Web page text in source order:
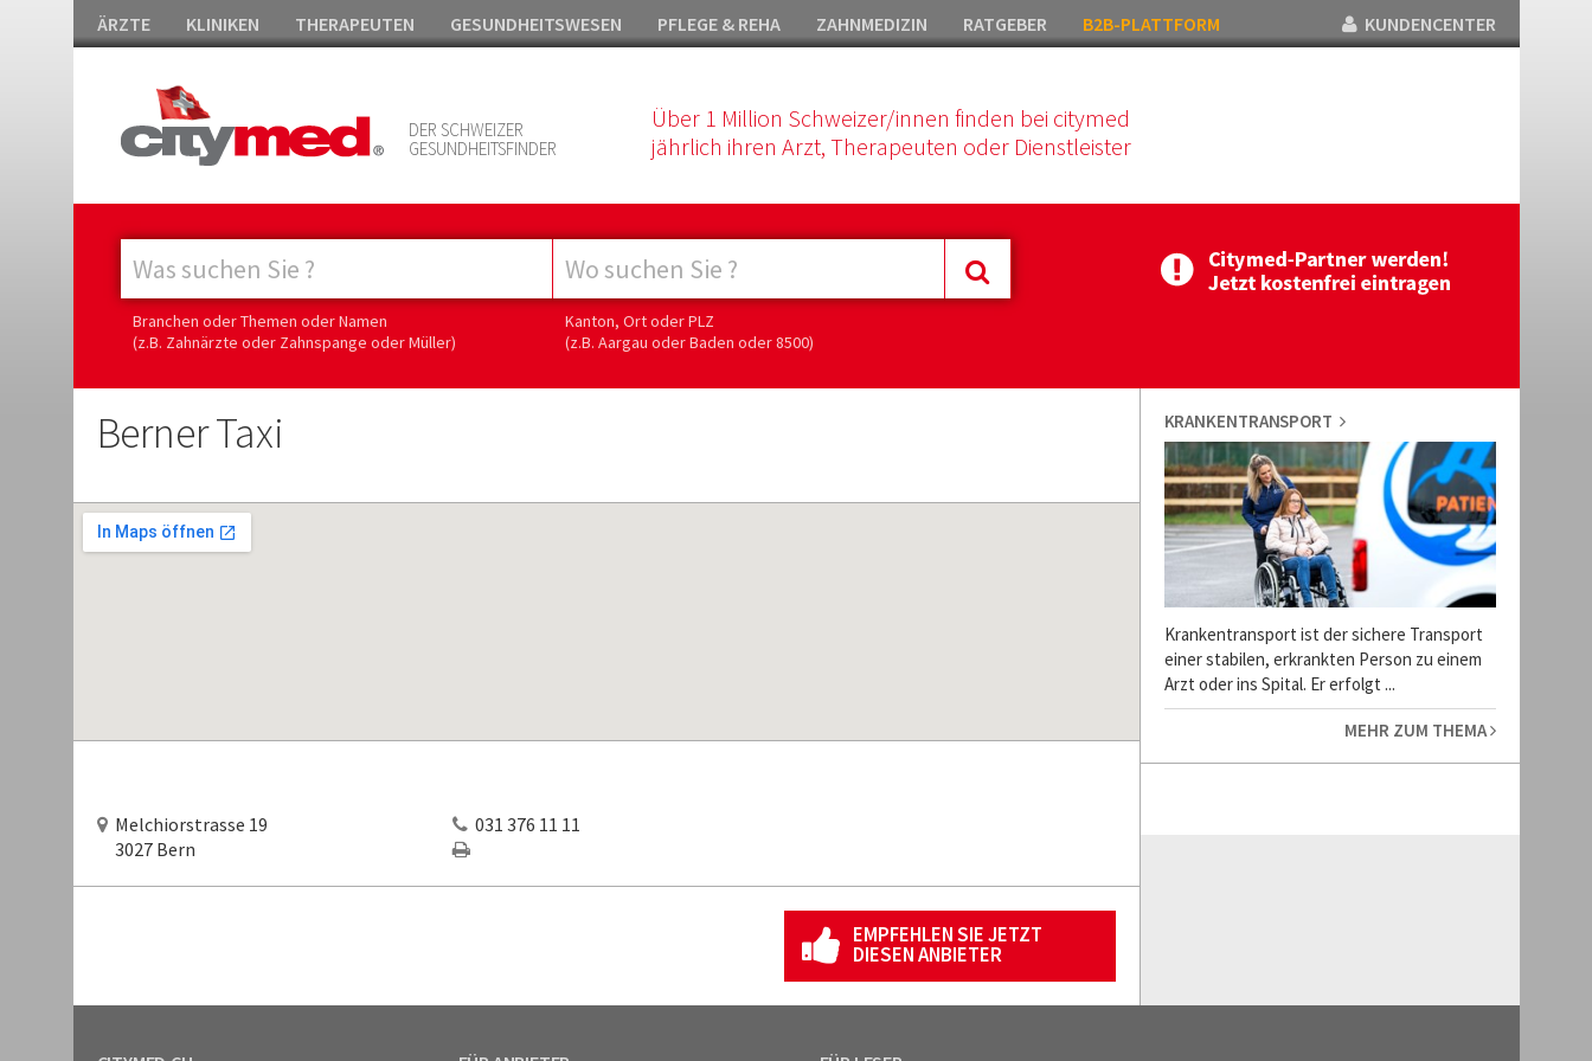
ÄRZTE KLINIKEN THERAPEUTEN GESUNDHEITSWESEN PFLEGE & REHA ZAHNMEDIZIN RATGEBER B2B-PLATTFORM KUNDENCENTER
DER SCHWEIZER
GESUNDHEITSFINDER
Über 1 Million Schweizer/innen finden bei citymed
jährlich ihren Arzt, Therapeuten oder Dienstleister
Branchen oder Themen oder Namen
(z.B. Zahnärzte oder Zahnspange oder Müller)
Kanton, Ort oder PLZ
(z.B. Aargau oder Baden oder 8500)
Berner Taxi
Melchiorstrasse 19
3027 Bern
031 376 11 11
EMPFEHLEN SIE JETZT
DIESEN ANBIETER
KRANKENTRANSPORT
Krankentransport ist der sichere Transport
einer stabilen, erkrankten Person zu einem
Arzt oder ins Spital. Er erfolgt ...
MEHR ZUM THEMA